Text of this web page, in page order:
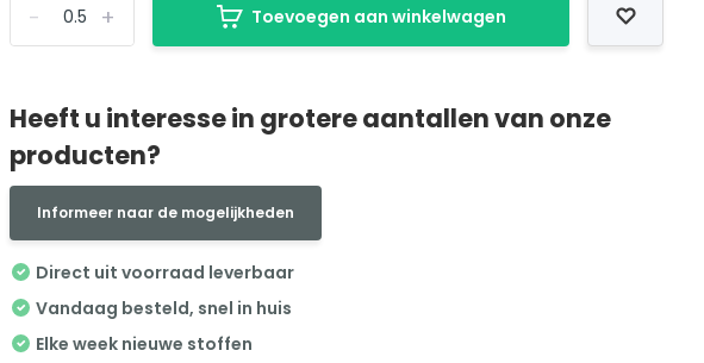
+
- Toevoegen aan winkelwagen
Heeft u interesse in grotere aantallen van onze
producten?
Informeer naar de mogelijkheden
Direct uit voorraad leverbaar
Vandaag besteld, snel in huis
Elke week nieuwe stoffen